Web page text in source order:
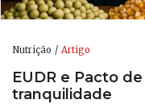
Nutrição Artigo
EUDR e Pacto
tranquilidade